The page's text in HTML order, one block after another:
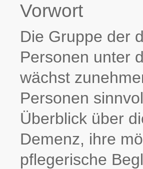
Vorwort
Die Gruppe der
Personen unter
wächst
Personen
Überblick über
Demenz, ihre
pflegerische